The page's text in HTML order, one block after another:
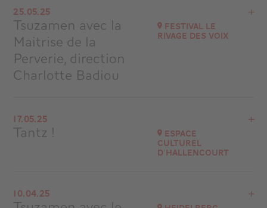
Ankara - Turquie
Acheter vos billets
25.05.25
Tsuzamen avec la
Maitrise de la
Perverie, direction
Charlotte Badiou
Festival Le
Rivage des Voix
La Loge – Beaupréau-en-Mauges
17.05.25
Tantz ! Espace
Culturel
d'Hallencourt
80490 HALLENCOURT
10.04.25